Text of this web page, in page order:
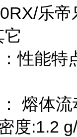
乐帝
它
性能特
熔体
度:1.2